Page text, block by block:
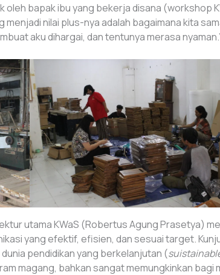
oleh bapak ibu yang bekerja disana (workshop
nilai plus-nya adalah bagaimana kita
aku dihargai, dan tentunya merasa
utama KWaS (Robertus Agung Prasetya)
yang efektif, efisien, dan sesuai target.
pendidikan yang berkelanjutan (
magang, bahkan sangat memungkinkan bagi